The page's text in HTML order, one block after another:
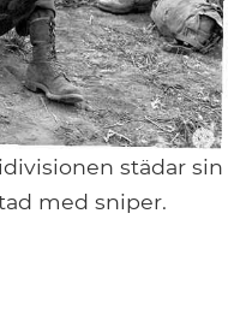
städar sin
med sniper.